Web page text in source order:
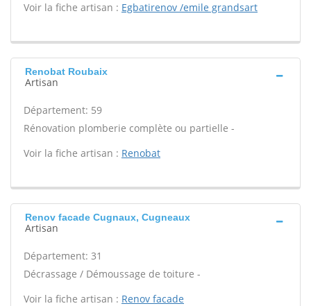
Voir la fiche artisan : Egbatirenov /emile grandsart
Renobat Roubaix
Artisan
Département: 59
Rénovation plomberie complète ou partielle -
Voir la fiche artisan : Renobat
Renov facade Cugnaux, Cugneaux
Artisan
Département: 31
Décrassage / Démoussage de toiture -
Voir la fiche artisan : Renov facade